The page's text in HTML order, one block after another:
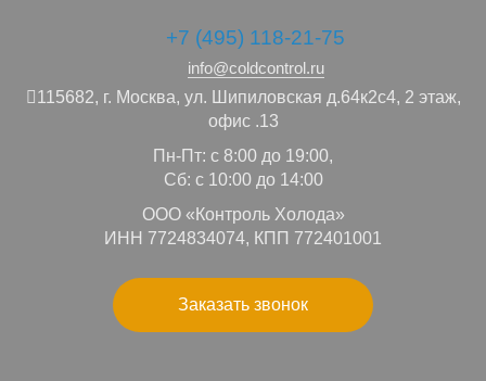
+7 (495) 118-21-75
info@coldcontrol.ru
115682, г. Москва, ул. Шипиловская д.64к2с4, 2 этаж,
офис .13
Пн-Пт: с 8:00 до 19:00,
Сб: с 10:00 до 14:00
ООО «Контроль Холода»
ИНН 7724834074, КПП 772401001
Заказать звонок